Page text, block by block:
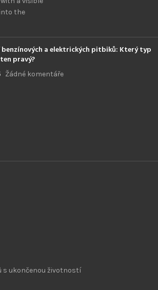
benzínových a elektrických pitbiků: Který typ
pravý?
Žádné komentáře
s ukončenou životností